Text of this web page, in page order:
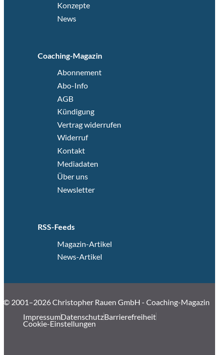
Konzepte
News
Coaching-Magazin
Abonnement
Abo-Info
AGB
Kündigung
Vertrag widerrufen
Widerruf
Kontakt
Mediadaten
Über uns
Newsletter
RSS-Feeds
Magazin-Artikel
News-Artikel
© 2001–2026 Christopher Rauen GmbH - Coaching-Magazin
ImpressumDatenschutzBarrierefreiheit
Cookie-Einstellungen